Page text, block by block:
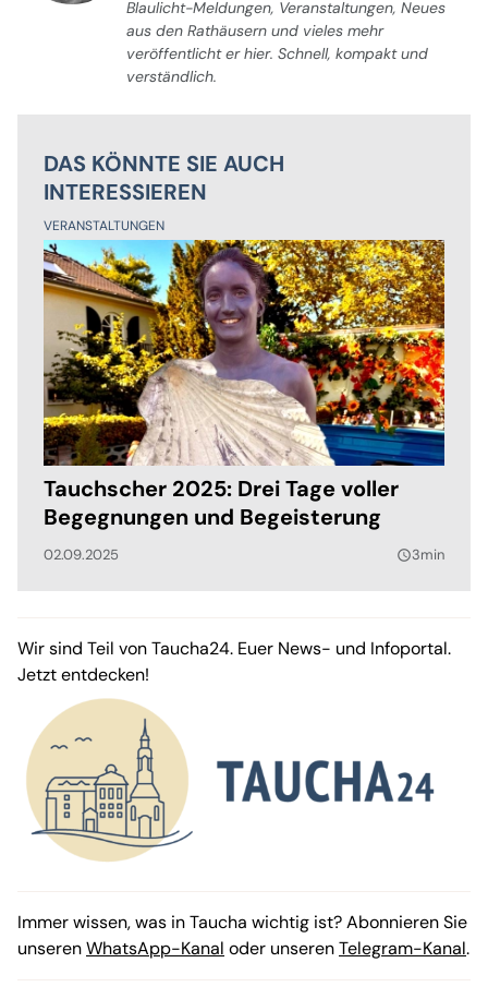
Blaulicht-Meldungen, Veranstaltungen, Neues
aus den Rathäusern und vieles mehr
veröffentlicht er hier. Schnell, kompakt und
verständlich.
DAS KÖNNTE SIE AUCH
INTERESSIEREN
VERANSTALTUNGEN
Tauchscher 2025: Drei Tage voller
Begegnungen und Begeisterung
02.09.2025 query_builder3min
Wir sind Teil von Taucha24. Euer News- und Infoportal.
Jetzt entdecken!
Immer wissen, was in Taucha wichtig ist? Abonnieren Sie
unserenWhatsApp-Kanal oder unserenTelegram-Kanal.